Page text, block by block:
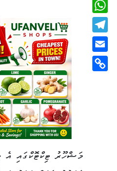
WhatsApp
Telegram
މަޝްހޫރު ޓިކްޓޮކްގައި އެ